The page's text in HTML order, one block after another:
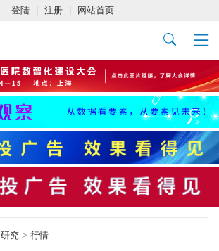
登陆 注册 网站首页
研究 > 行情